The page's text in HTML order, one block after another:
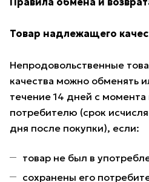
Товар надлежащего
Непродовольственные
качества можно обменять
течение 14 дней с
потребителю (срок
дня после покупки), если:
товар не был в
сохранены его